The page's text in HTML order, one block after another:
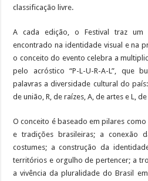
classificação livre.
A cada edição, o Festival traz
encontrado na identidade visual e na
o conceito do evento celebra a
pelo acróstico “P-L-U-R-A-L”, que
palavras a diversidade cultural do
de união, R, de raízes, A, de artes e L,
O conceito é baseado em pilares
e tradições brasileiras; a conexão
costumes; a construção da
territórios e orgulho de pertencer; a
a vivência da pluralidade do Brasil